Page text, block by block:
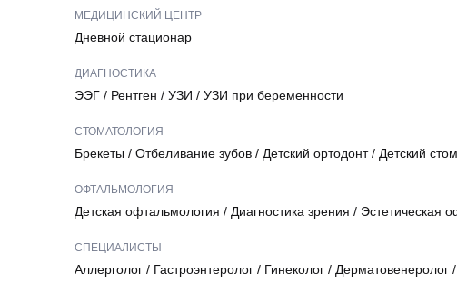
МЕДИЦИНСКИЙ ЦЕНТР
Дневной стационар
ДИАГНОСТИКА
ЭЭГ / Рентген / УЗИ / УЗИ при беременности
СТОМАТОЛОГИЯ
Брекеты / Отбеливание зубов / Детский ортодонт/ Детский
ОФТАЛЬМОЛОГИЯ
Детская офтальмология / Диагностика зрения / Эстетическая
СПЕЦИАЛИСТЫ
Аллерголог / Гастроэнтеролог / Гинеколог / Дерматовенеролог /